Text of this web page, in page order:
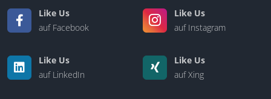
Like Us
auf Facebook
Like Us
auf Instagram
Like Us
auf LinkedIn
Like Us
auf Xing